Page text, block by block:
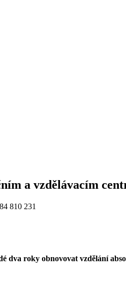
a vzdělávacím
810 231
dva roky obnovovat vzdělání